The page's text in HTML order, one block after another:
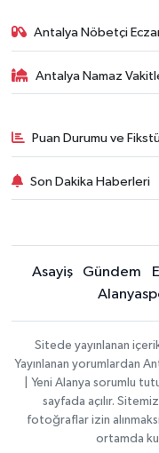
Antalya Nöbetçi
Antalya Namaz
Puan Durumu ve
Son Dakika Haberleri
Asayiş Gündem
Sitede yayınlanan
Yayınlanan yorumlardan
| Yeni Alanya sorumlu
sayfada açılır.
fotoğraflar izin
ortamda